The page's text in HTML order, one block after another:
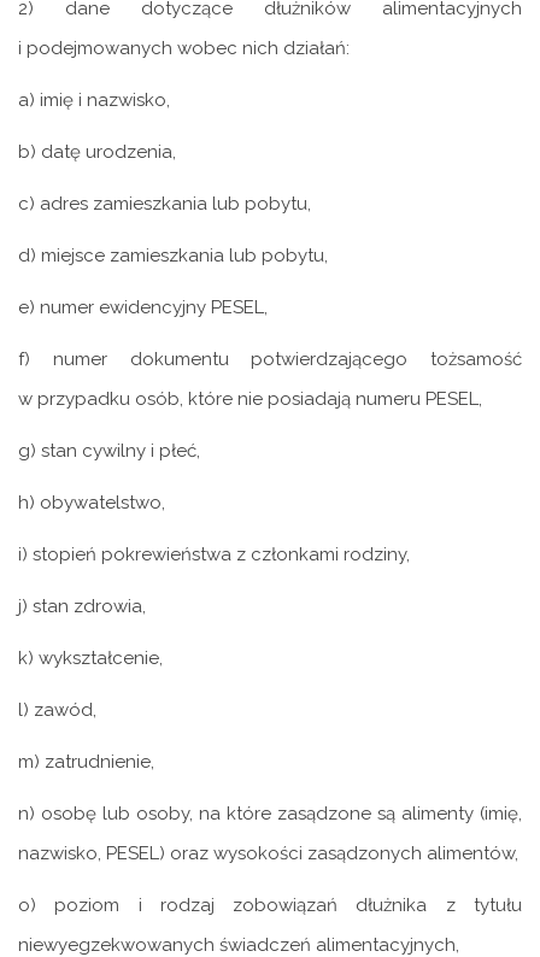
2) dane dotyczące dłużników alimentacyjnych
i podejmowanych wobec nich działań:
a) imię i nazwisko,
b) datę urodzenia,
c) adres zamieszkania lub pobytu,
d) miejsce zamieszkania lub pobytu,
e) numer ewidencyjny PESEL,
f) numer dokumentu potwierdzającego tożsamość
w przypadku osób, które nie posiadają numeru PESEL,
g) stan cywilny i płeć,
h) obywatelstwo,
i) stopień pokrewieństwa z członkami rodziny,
j) stan zdrowia,
k) wykształcenie,
l) zawód,
m) zatrudnienie,
n) osobę lub osoby, na które zasądzone są alimenty (imię,
nazwisko, PESEL) oraz wysokości zasądzonych alimentów,
o) poziom i rodzaj zobowiązań dłużnika z tytułu
niewyegzekwowanych świadczeń alimentacyjnych,